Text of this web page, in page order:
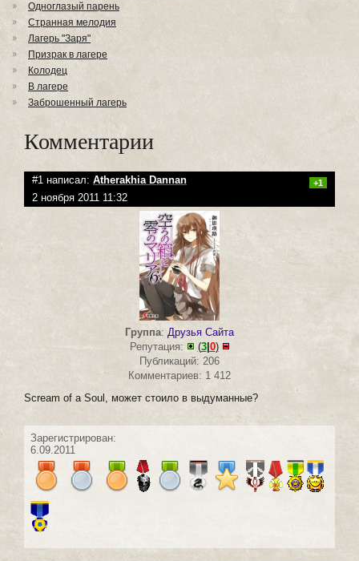
Одноглазый парень
Странная мелодия
Лагерь "Заря"
Призрак в лагере
Колодец
В лагере
Заброшенный лагерь
Комментарии
#1 написал: Atherakhia Dannan +1
2 ноября 2011 11:32
Группа: Друзья Сайта
Репутация:
(3| 0)
Публикаций: 206
Комментариев: 1 412
Scream of a Soul, может стоило в выдуманные?
Зарегистрирован:
6.09.2011